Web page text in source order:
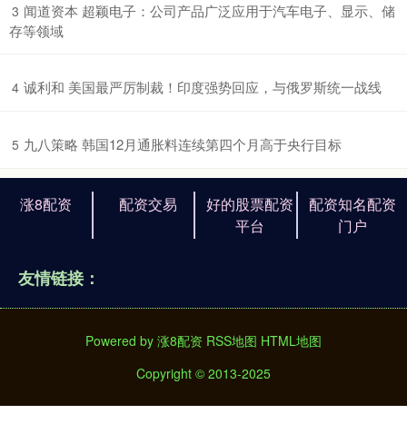
3 ​闻道资本 超颖电子：公司产品广泛应用于汽车电子、显示、储
存等领域
4 ​诚利和 美国最严厉制裁！印度强势回应，与俄罗斯统一战线
5 ​九八策略 韩国12月通胀料连续第四个月高于央行目标
涨8配资 配资交易
好的股票配资
平台
配资知名配资
门户
友情链接：
Powered by 涨8配资 RSS地图 HTML地图
Copyright © 2013-2025